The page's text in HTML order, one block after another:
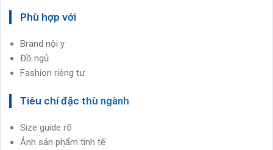
Phù hợp với
Brand nội y
Đồ ngủ
Fashion riêng tư
Tiêu chí đặc thù ngành
Size guide rõ
Ảnh sản phẩm tinh tế